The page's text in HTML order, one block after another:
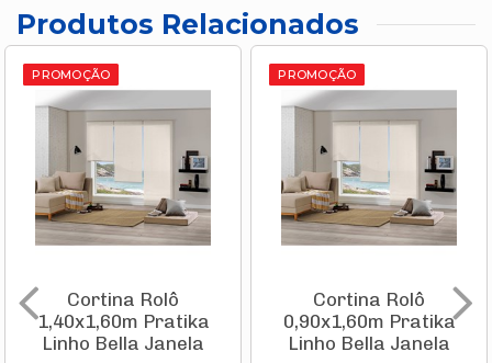
Produtos Relacionados
PROMOÇÃO
Cortina Rolô
1,40x1,60m Pratika
Linho Bella Janela
PROMOÇÃO
Cortina Rolô
0,90x1,60m Pratika
Linho Bella Janela